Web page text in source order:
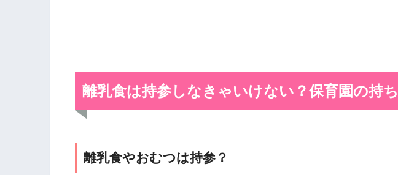
離乳食は持参しなきゃいけない？保育園の持
離乳食やおむつは持参？